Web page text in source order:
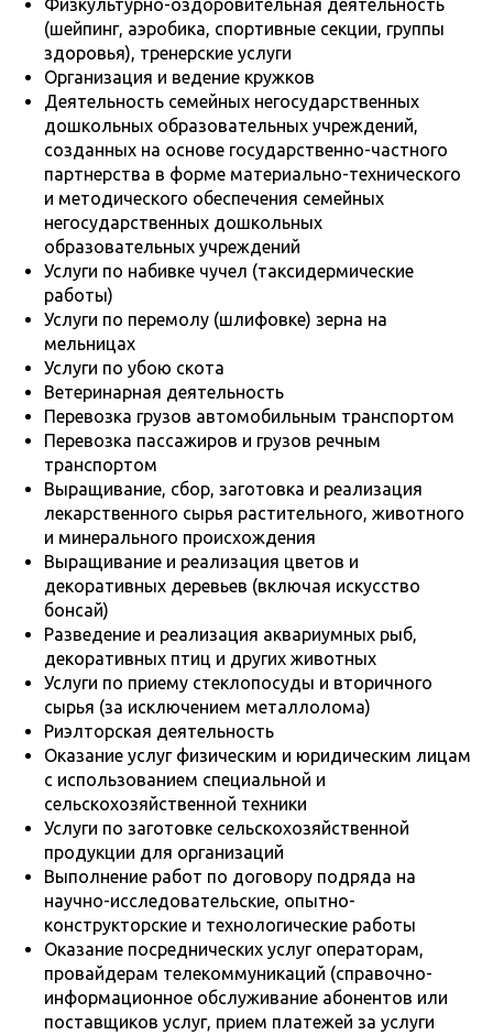
Физкультурно-оздоровительная деятельность
(шейпинг, аэробика, спортивные секции, группы
здоровья), тренерские услуги
Организация и ведение кружков
Деятельность семейных негосударственных
дошкольных образовательных учреждений,
созданных на основе государственно-частного
партнерства в форме материально-технического
и методического обеспечения семейных
негосударственных дошкольных
образовательных учреждений
Услуги по набивке чучел (таксидермические
работы)
Услуги по перемолу (шлифовке) зерна на
мельницах
Услуги по убою скота
Ветеринарная деятельность
Перевозка грузов автомобильным транспортом
Перевозка пассажиров и грузов речным
транспортом
Выращивание, сбор, заготовка и реализация
лекарственного сырья растительного, животного
и минерального происхождения
Выращивание и реализация цветов и
декоративных деревьев (включая искусство
бонсай)
Разведение и реализация аквариумных рыб,
декоративных птиц и других животных
Услуги по приему стеклопосуды и вторичного
сырья (за исключением металлолома)
Риэлторская деятельность
Оказание услуг физическим и юридическим лицам
с использованием специальной и
сельскохозяйственной техники
Услуги по заготовке сельскохозяйственной
продукции для организаций
Выполнение работ по договору подряда на
научно-исследовательские, опытно-
конструкторские и технологические работы
Оказание посреднических услуг операторам,
провайдерам телекоммуникаций (справочно-
информационное обслуживание абонентов или
поставщиков услуг, прием платежей за услуги